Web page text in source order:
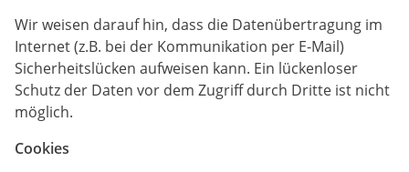
Wir weisen darauf hin, dass die Datenübertragung im
Internet (z.B. bei der Kommunikation per E-Mail)
Sicherheitslücken aufweisen kann. Ein lückenloser
Schutz der Daten vor dem Zugriff durch Dritte ist nicht
möglich.
Cookies